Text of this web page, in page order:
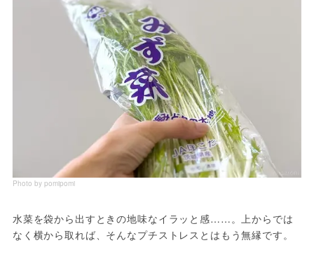
Photo by pomipomi
水菜を袋から出すときの地味なイラッと感……。上からでは
なく横から取れば、そんなプチストレスとはもう無縁です。